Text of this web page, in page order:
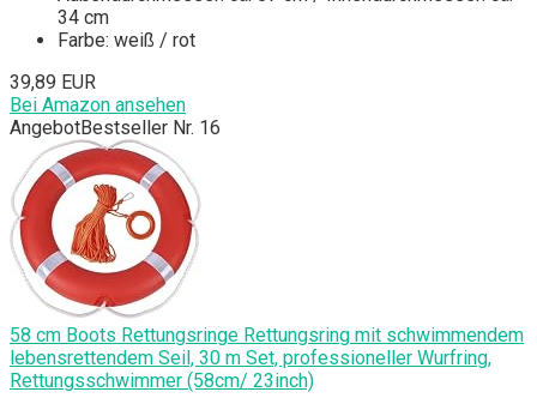
34 cm
Farbe: weiß / rot
39,89 EUR
Bei Amazon ansehen
AngebotBestseller Nr. 16
58 cm Boots Rettungsringe Rettungsring mit schwimmendem
lebensrettendem Seil, 30 m Set, professioneller Wurfring,
Rettungsschwimmer (58cm/ 23inch)